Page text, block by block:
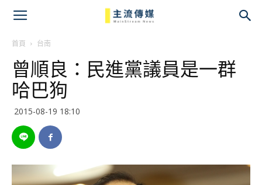
首頁 台南
曾順良：民進黨議員是一群
哈巴狗
2015-08-19 18:10